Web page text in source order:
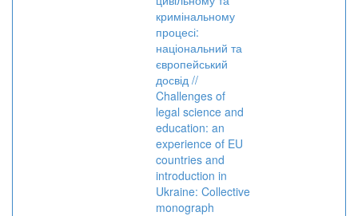
кримінальному
процесі:
національний та
європейський
досвід //
Challenges of
legal science and
education: an
experience of EU
countries and
introduction in
Ukraine: Collective
monograph